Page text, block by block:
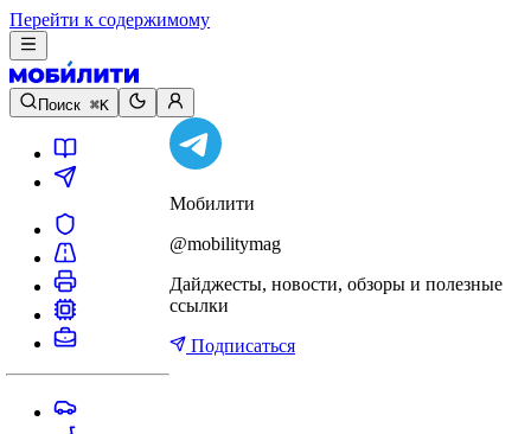
Перейти к содержимому
Поиск ⌘K
Мобилити
@mobilitymag
Дайджесты, новости, обзоры и полезные
ссылки
Подписаться